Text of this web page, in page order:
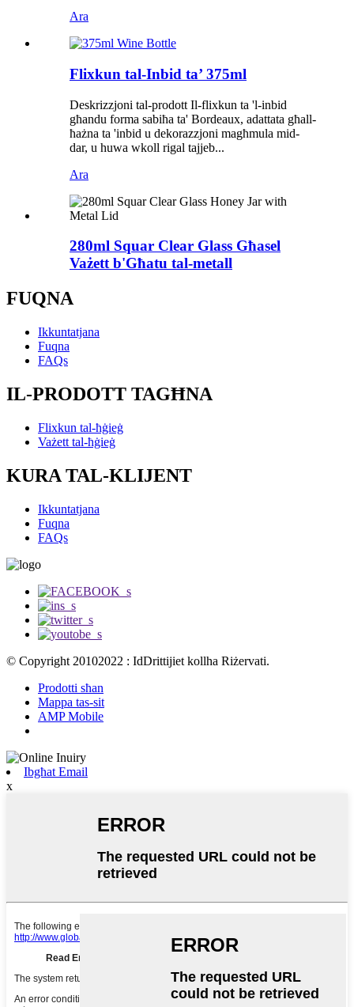
Ara
Flixkun tal-Inbid ta’ 375ml
Deskrizzjoni tal-prodott Il-flixkun ta 'l-inbid
għandu forma sabiħa ta' Bordeaux, adattata għall-
ħażna ta 'inbid u dekorazzjoni magħmula mid-
dar, u huwa wkoll rigal tajjeb...
Ara
280ml Squar Clear Glass Għasel
Vażett b'Għatu tal-metall
FUQNA
Ikkuntatjana
Fuqna
FAQs
IL-PRODOTT TAGĦNA
Flixkun tal-ħġieġ
Vażett tal-ħġieġ
KURA TAL-KLIJENT
Ikkuntatjana
Fuqna
FAQs
© Copyright 20102022 : IdDrittijiet kollha Riżervati.
Prodotti sħan
Mappa tas-sit
AMP Mobile
Ibgħat Email
x